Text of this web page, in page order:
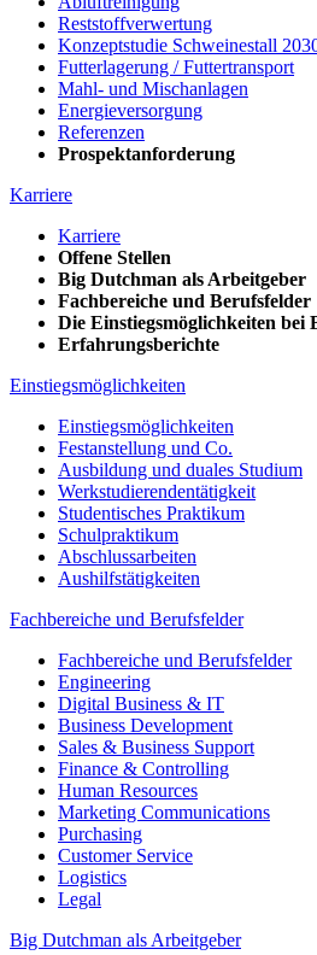
Reststoffverwertung
Konzeptstudie Schweinestall
Futterlagerung / Futtertransport
Mahl- und Mischanlagen
Energieversorgung
Referenzen
Prospektanforderung
Karriere
Karriere
Offene Stellen
Big Dutchman als Arbeitgeber
Fachbereiche und Berufsfelder
Die Einstiegsmöglichkeiten bei
Erfahrungsberichte
Einstiegsmöglichkeiten
Einstiegsmöglichkeiten
Festanstellung und Co.
Ausbildung und duales Studium
Werkstudierendentätigkeit
Studentisches Praktikum
Schulpraktikum
Abschlussarbeiten
Aushilfstätigkeiten
Fachbereiche und Berufsfelder
Fachbereiche und Berufsfelder
Engineering
Digital Business & IT
Business Development
Sales & Business Support
Finance & Controlling
Human Resources
Marketing Communications
Purchasing
Customer Service
Logistics
Legal
Big Dutchman als Arbeitgeber